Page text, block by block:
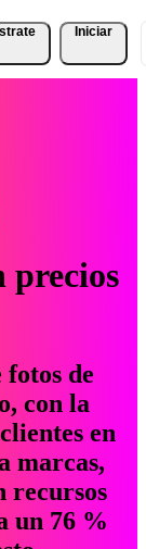
Iniciar
precios
fotos de
con la
en
marcas,
recursos
un 76 %